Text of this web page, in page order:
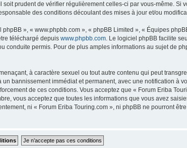
prudent de vérifier régulièrement celles-ci par vous-même. Si
des conditions découlant des mises à jour et/ou
», « www.phpbb.com », « phpBB Limited », « Équipes
téléchargé depuis www.phpbb.com. Le logiciel phpBB facilite
conduite permis. Pour de plus amples informations au sujet de
à caractère sexuel ou tout autre contenu qui peut
bannissement immédiat et permanent, avec une notification à
de ces conditions. Vous acceptez que « Forum Eriba
vous acceptez que toutes les informations que vous avez
ni « Forum Eriba Touring.com », ni phpBB ne pourront